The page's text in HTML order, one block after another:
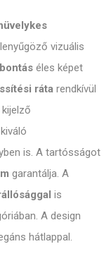
vizuális
éles képet
ráta rendkívül
is. A tartósságot
garantálja. A
is
A design
hátlappal.